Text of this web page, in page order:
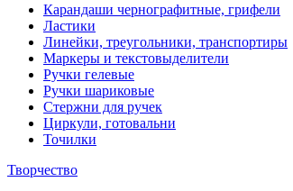
Карандаши чернографитные, грифели
Ластики
Линейки, треугольники, транспортиры
Маркеры и текстовыделители
Ручки гелевые
Ручки шариковые
Стержни для ручек
Циркули, готовальни
Точилки
Творчество